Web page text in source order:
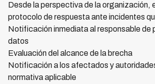
Desde la perspectiva de la organización,
protocolo de respuesta ante incidentes
Notificación inmediata al responsable de
datos
Evaluación del alcance de la brecha
Notificación a los afectados y
normativa aplicable